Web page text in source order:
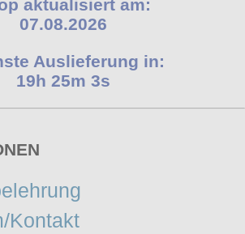
aktualisiert am:
07.08.2026
Auslieferung in:
19h 25m 3s
Kontakt